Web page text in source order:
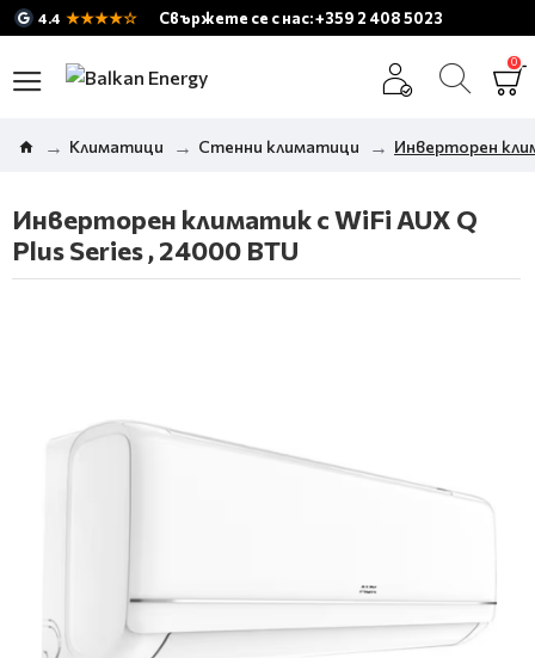
4.4 ★★★★☆ Свържете се с нас: +359 2 408 5023
0
Климатици Стенни климатици Инверторен
Инверторен климатик с WiFi AUX Q
Plus Series , 24000 BTU